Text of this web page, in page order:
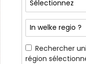
Rechercher
région